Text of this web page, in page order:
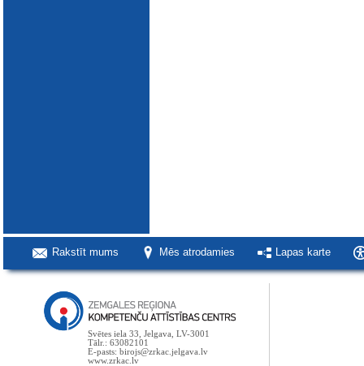
Rakstīt mums Mēs atrodamies Lapas karte
Svētes iela 33, Jelgava, LV-3001
Tālr.: 63082101
E-pasts: birojs@zrkac.jelgava.lv
www.zrkac.lv